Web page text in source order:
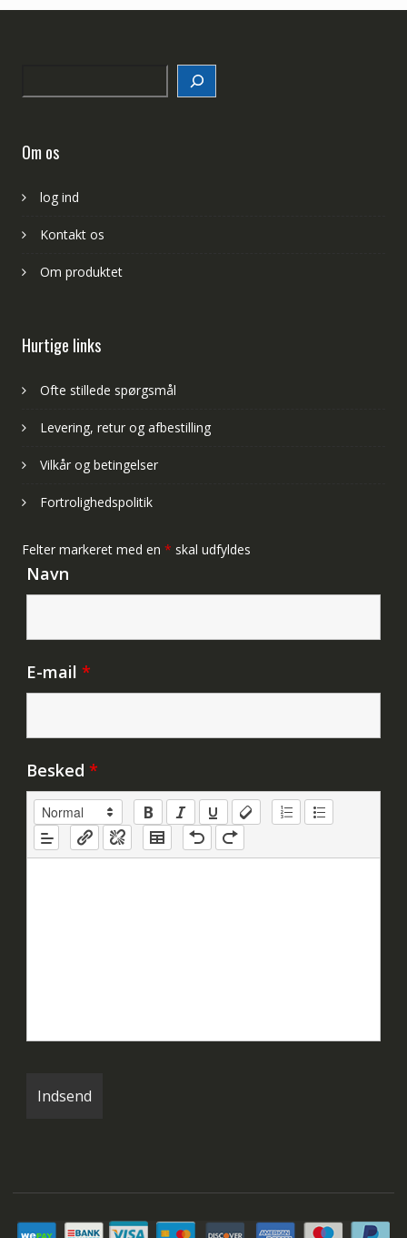
Om os
log ind
Kontakt os
Om produktet
Hurtige links
Ofte stillede spørgsmål
Levering, retur og afbestilling
Vilkår og betingelser
Fortrolighedspolitik
Felter markeret med en * skal udfyldes
Navn
E-mail *
Besked *